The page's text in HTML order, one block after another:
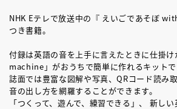
NHK Eテレで放送中の『 えいごであそぼ
つき書籍。
付録は英語の音を上手に言えたときに仕掛
machine」がおうちで簡単に作れるキットで
誌面では豊富な図解や写真、QRコード読み
音の出し方を網羅することができます。
「つくって、遊んで、練習できる」、 新しい